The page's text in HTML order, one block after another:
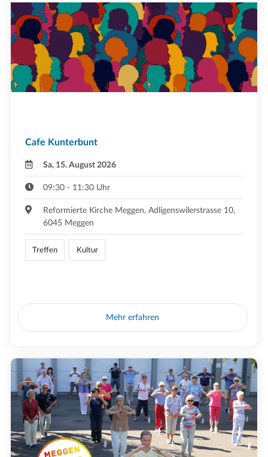
Cafe Kunterbunt
Sa, 15. August 2026
09:30 - 11:30 Uhr
Reformierte Kirche Meggen, Adligenswilerstrasse 10,
6045 Meggen
Treffen Kultur
Mehr erfahren